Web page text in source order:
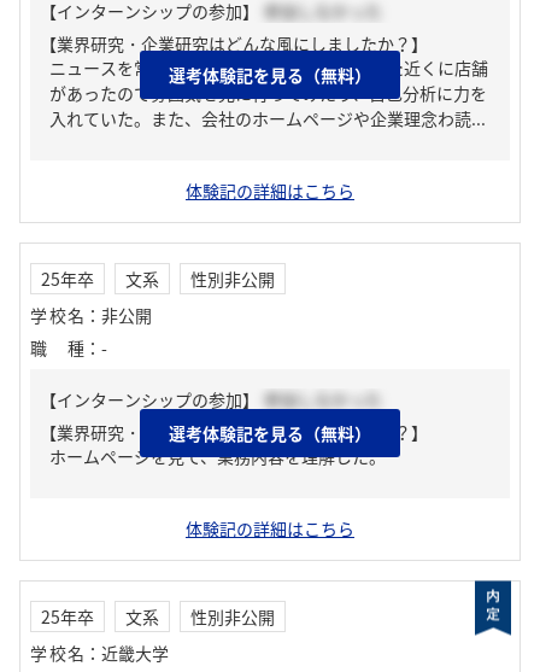
【インターンシップの参加】
参加しなかった
【業界研究・企業研究はどんな風にしましたか？】
ニュースを常に見るように心がけていた。また近くに店舗
があったので雰囲気を見に行ってみたり、自己分析に力を
入れていた。また、会社のホームページや企業理念わ読...
選考体験記を見る（無料）
体験記の詳細はこちら
25年卒 文系
性別非公開
学校名 ： 非公開
職種 ： -
【インターンシップの参加】
参加しなかった
【業界研究・企業研究はどんな風にしましたか？】
ホームページを見て、業務内容を理解した。
選考体験記を見る（無料）
体験記の詳細はこちら
25年卒 文系
性別非公開
学校名 ： 近畿大学